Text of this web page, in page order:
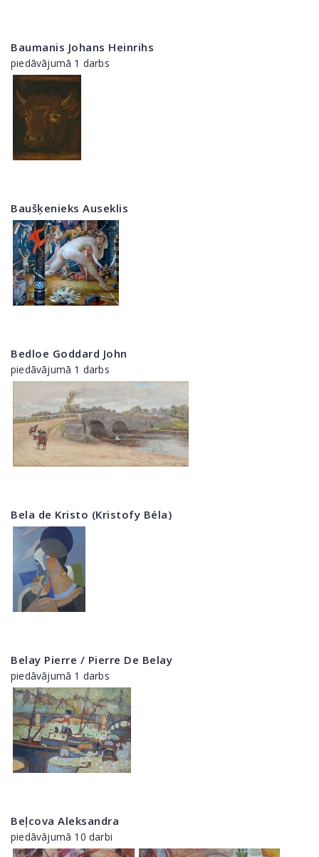
Baumanis Johans Heinrihs
piedāvājumā 1 darbs
Baušķenieks Auseklis
Bedloe Goddard John
piedāvājumā 1 darbs
Bela de Kristo (Kristofy Béla)
Belay Pierre / Pierre De Belay
piedāvājumā 1 darbs
Beļcova Aleksandra
piedāvājumā 10 darbi